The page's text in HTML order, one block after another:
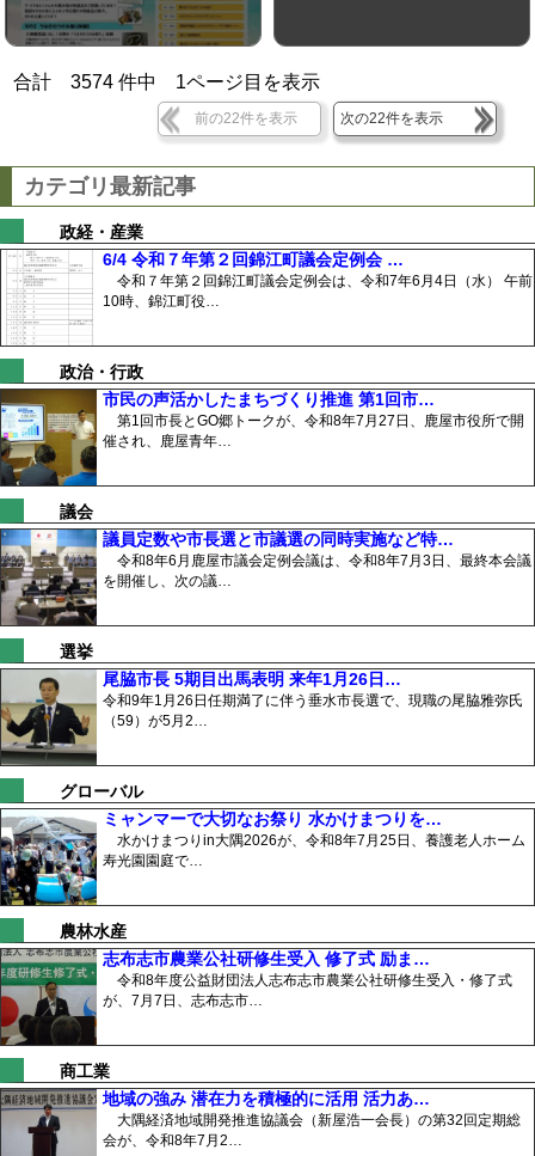
合計3574 件中 1ページ目を表示
前の22件を表示 次の22件を表示
カテゴリ最新記事
政経・産業
6/4 令和７年第２回錦江町議会定例会 …
令和７年第２回錦江町議会定例会は、令和7年6月4日（水） 午前
10時、錦江町役…
政治・行政
市民の声活かしたまちづくり推進 第1回市…
第1回市長とGO郷トークが、令和8年7月27日、鹿屋市役所で開
催され、鹿屋青年…
議会
議員定数や市長選と市議選の同時実施など特…
令和8年6月鹿屋市議会定例会議は、令和8年7月3日、最終本会議
を開催し、次の議…
選挙
尾脇市長 5期目出馬表明 来年1月26日…
令和9年1月26日任期満了に伴う垂水市長選で、現職の尾脇雅弥氏
（59）が5月2…
グローバル
ミャンマーで大切なお祭り 水かけまつりを…
水かけまつりin大隅2026が、令和8年7月25日、養護老人ホーム
寿光園園庭で…
農林水産
志布志市農業公社研修生受入 修了式 励ま…
令和8年度公益財団法人志布志市農業公社研修生受入・修了式
が、7月7日、志布志市…
商工業
地域の強み 潜在力を積極的に活用 活力あ…
大隅経済地域開発推進協議会（新屋浩一会長）の第32回定期総
会が、令和8年7月2…